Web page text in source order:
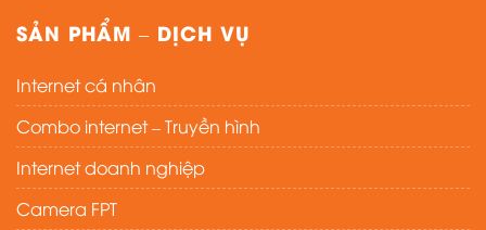
SẢN PHẨM – DỊCH VỤ
Internet cá nhân
Combo internet – Truyền hình
Internet doanh nghiệp
Camera FPT